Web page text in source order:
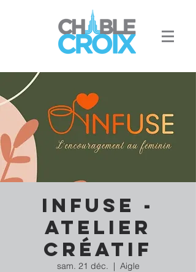
INFUSE -
Atelier
créatif
sam. 21 déc.
  |
Aigle